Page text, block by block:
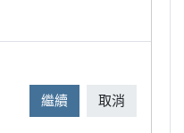
繼續 取消